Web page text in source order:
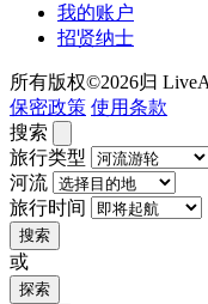
我的账户
招贤纳士
所有版权©2026归
保密政策 使用条款
搜索
旅行类型
河流
旅行时间
搜索
或
探索